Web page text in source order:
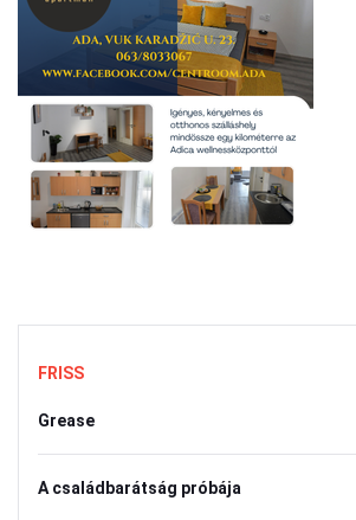
FRISS
Grease
A családbarátság próbája